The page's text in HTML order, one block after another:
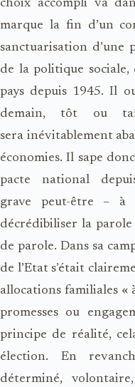
choix accompli va
marque la fin d’un
sanctuarisation d’une
de la politique
pays depuis 1945. Il
demain, tôt ou
sera inévitablement
économies. Il sape
pacte national
grave peut-être –
décrédibiliser la
de parole. Dans sa
de l’Etat s’était
allocations familiales «
promesses ou
principe de réalité,
élection. En
déterminé,